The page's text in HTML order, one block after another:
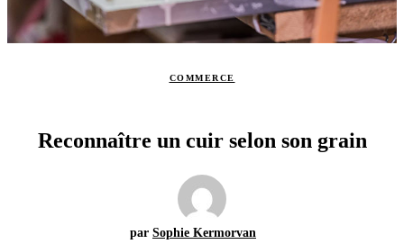
COMMERCE
Reconnaître un cuir selon son grain
par Sophie Kermorvan